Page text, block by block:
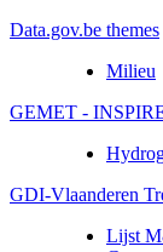
Data.gov.be themes
Milieu
GEMET -
GDI-Vlaanderen
Lijst